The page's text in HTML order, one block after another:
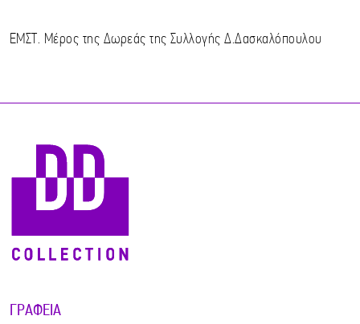
ΕΜΣΤ. Μέρος της Δωρεάς της Συλλογής Δ.Δασκαλόπουλου
ΓΡΑΦΕΊΑ